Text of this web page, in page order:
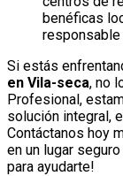
benéficas
Si estás
en Vila-seca, no
Profesional,
solución integral,
Contáctanos hoy
en un lugar
para ayudarte!